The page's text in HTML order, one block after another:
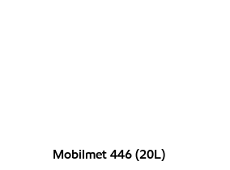
Mobilmet 446 (20L)